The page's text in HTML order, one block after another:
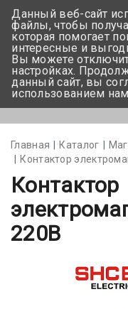
Главная Каталог
Контактор
Контактор
220В
Данный веб-сайт
файлы, чтобы
которая помогает
интересные и
Вы можете
настройках.
данный сайт, вы
использованием